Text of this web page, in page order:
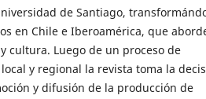
de Santiago,
en Chile e Iberoamérica, que
cultura. Luego de un proceso de
y regional la revista toma la
y difusión de la producción de